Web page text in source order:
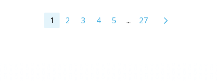
1 2 3 4 5 ... 27